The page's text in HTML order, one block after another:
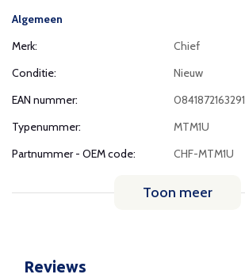
Algemeen
Merk:
Chief
Conditie:
Nieuw
EAN nummer:
0841872163291
Typenummer:
MTM1U
Partnummer - OEM code:
CHF-MTM1U
Toon meer
Reviews